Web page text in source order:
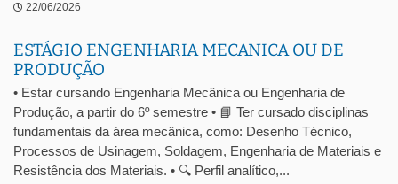
22/06/2026
ESTÁGIO ENGENHARIA MECANICA OU DE
PRODUÇÃO
• Estar cursando Engenharia Mecânica ou Engenharia de
Produção, a partir do 6º semestre • 📘 Ter cursado disciplinas
fundamentais da área mecânica, como: Desenho Técnico,
Processos de Usinagem, Soldagem, Engenharia de Materiais e
Resistência dos Materiais. • 🔍 Perfil analítico,...